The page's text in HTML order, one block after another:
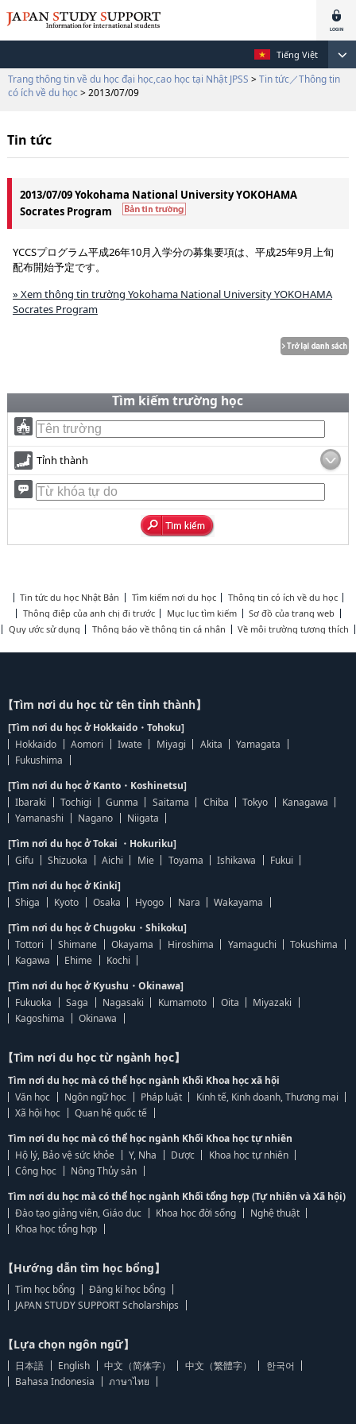
Tiếng Việt
Trang thông tin về du học đại học,cao học tại Nhật JPSS > Tin tức／Thông tin
có ích về du học > 2013/07/09
Tin tức
2013/07/09 Yokohama National University YOKOHAMA
Socrates Program
YCCSプログラム平成26年10月入学分の募集要項は、平成25年9月上旬
配布開始予定です。
» Xem thông tin trường Yokohama National University YOKOHAMA
Socrates Program
Tìm kiếm trường học
Tỉnh thành
Tin tức du học Nhật Bản Tìm kiếm nơi du học
Thông tin có ích về du học
Thông điệp của anh chị đi trước
Mục lục tìm kiếm
Sơ đồ của trang web
Quy ước sử dụng
Thông báo về thông tin cá nhân Về môi trường tương thích
【Tìm nơi du học từ tên tỉnh thành】
[Tìm nơi du học ở Hokkaido・Tohoku]
Hokkaido
Aomori Iwate Miyagi Akita
Yamagata
Fukushima
[Tìm nơi du học ở Kanto・Koshinetsu]
Ibaraki
Tochigi Gunma Saitama Chiba Tokyo
Kanagawa
Yamanashi
Nagano
Niigata
[Tìm nơi du học ở Tokai ・Hokuriku]
Gifu
Shizuoka Aichi Mie Toyama Ishikawa
Fukui
[Tìm nơi du học ở Kinki]
Shiga
Kyoto Osaka Hyogo Nara
Wakayama
[Tìm nơi du học ở Chugoku・Shikoku]
Tottori
Shimane Okayama Hiroshima Yamaguchi
Tokushima
Kagawa
Ehime
Kochi
[Tìm nơi du học ở Kyushu・Okinawa]
Fukuoka
Saga Nagasaki Kumamoto Oita
Miyazaki
Kagoshima
Okinawa
【Tìm nơi du học từ ngành học】
Tìm nơi du học mà có thể học ngành Khối Khoa học xã hội
Văn học
Ngôn ngữ học Pháp luật
Kinh tế, Kinh doanh, Thương mại
Xã hội học
Quan hệ quốc tế
Tìm nơi du học mà có thể học ngành Khối Khoa học tự nhiên
Hộ lý, Bảo vệ sức khỏe
Y, Nha Dược
Khoa học tự nhiên
Công học
Nông Thủy sản
Tìm nơi du học mà có thể học ngành Khối tổng hợp (Tự nhiên và Xã hội)
Đào tạo giảng viên, Giáo dục
Khoa học đời sống
Nghệ thuật
Khoa học tổng hợp
【Hướng dẫn tìm học bổng】
Tìm học bổng
Đăng kí học bổng
JAPAN STUDY SUPPORT Scholarships
【Lựa chọn ngôn ngữ】
日本語 English 中文（简体字） 中文（繁體字）
한국어
Bahasa Indonesia
ภาษาไทย